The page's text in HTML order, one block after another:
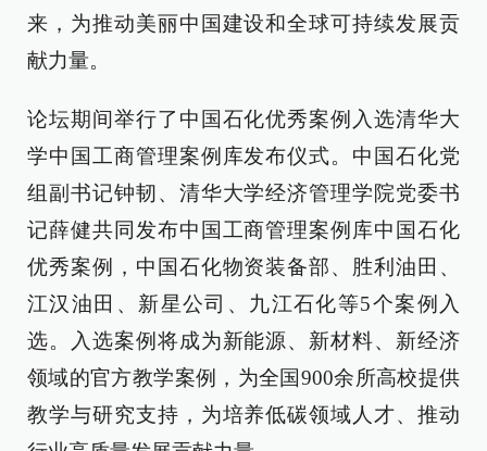
来，为推动美丽中国建设和全球可持续发展贡
献力量。
论坛期间举行了中国石化优秀案例入选清华大
学中国工商管理案例库发布仪式。中国石化党
组副书记钟韧、清华大学经济管理学院党委书
记薛健共同发布中国工商管理案例库中国石化
优秀案例，中国石化物资装备部、胜利油田、
江汉油田、新星公司、九江石化等5个案例入
选。入选案例将成为新能源、新材料、新经济
领域的官方教学案例，为全国900余所高校提供
教学与研究支持，为培养低碳领域人才、推动